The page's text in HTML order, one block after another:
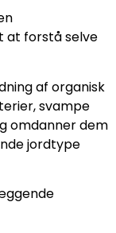
at forstå selve
af organisk
svampe
omdanner dem
jordtype